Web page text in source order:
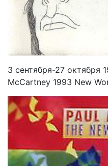
3 сентября-27 октября
McCartney 1993 New